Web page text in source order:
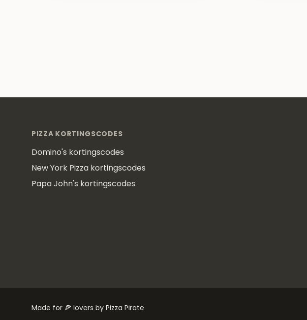
PIZZA KORTINGSCODES
Domino's kortingscodes
New York Pizza kortingscodes
Papa John's kortingscodes
Made for 🍕 lovers by Pizza Pirate